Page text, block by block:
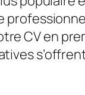
CV en